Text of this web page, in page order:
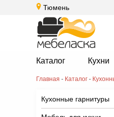
Тюмень
Каталог Кухни
Главная - Каталог -
Кухонные гарнитуры